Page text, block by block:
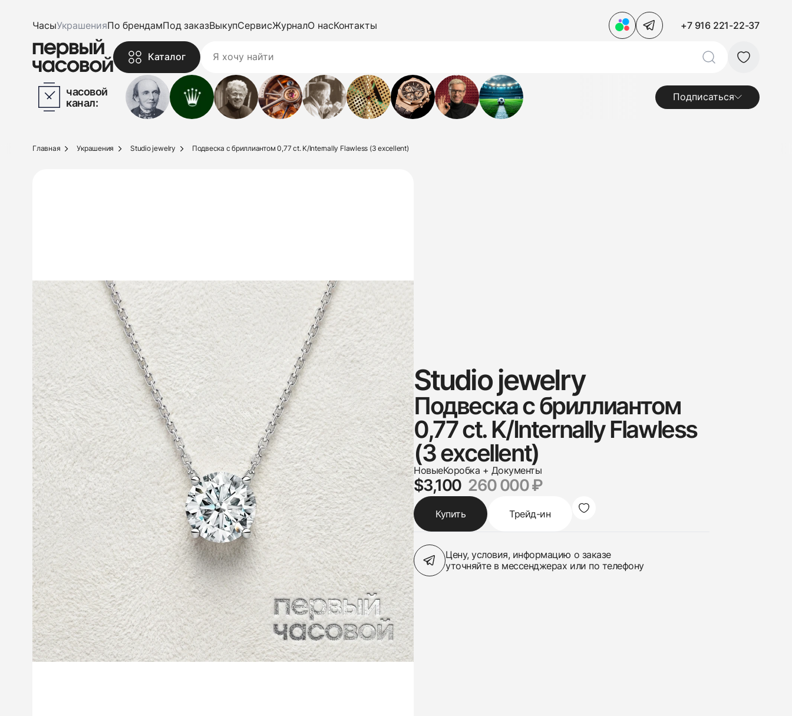
ЧасыУкрашенияПо брендамПод заказВыкупСервисЖурналО насКонтакты +7 916 221-22-37
Каталог
часовой
канал:
Подписаться
Главная Украшения Studio jewelry Подвеска с бриллиантом 0,77 ct. K/Internally Flawless (3 excellent)
Studio jewelry
Подвеска с бриллиантом
0,77 ct. K/Internally Flawless
(3 excellent)
НовыеКоробка + Документы
$3,100 260 000 ₽
Купить Трейд-ин
Цену, условия, информацию о заказе
уточняйте в мессенджерах или по телефону